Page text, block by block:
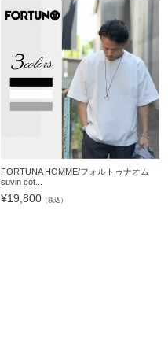
FORTUNA HOMME/フォルトゥナオム
suvin cot...
¥19,800 （税込）